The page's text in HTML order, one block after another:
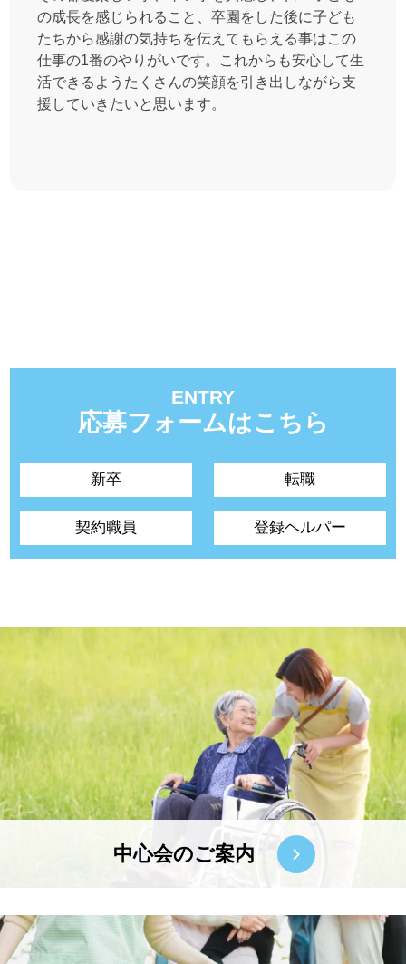
の成長を感じられること、卒園をした後に子ども
たちから感謝の気持ちを伝えてもらえる事はこの
仕事の1番のやりがいです。これからも安心して生
活できるようたくさんの笑顔を引き出しながら支
援していきたいと思います。
ENTRY
応募フォームはこちら
新卒 転職
契約職員 登録ヘルパー
中心会のご案内